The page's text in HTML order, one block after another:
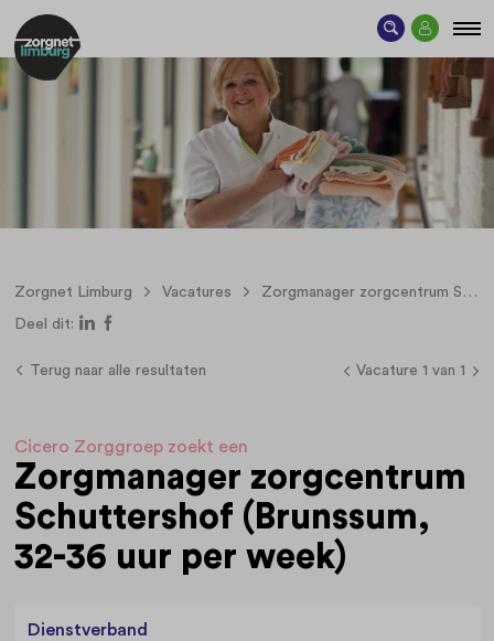
Zorgnet Limburg Vacatures Zorgmanager zorgcentrum Schuttershof (Brunssum, 32-36 uur per week)
Deel dit:
Terug naar alle resultaten Vacature 1 van 1
Cicero Zorggroep zoekt een
Zorgmanager zorgcentrum
Schuttershof (Brunssum,
32-36 uur per week)
Dienstverband